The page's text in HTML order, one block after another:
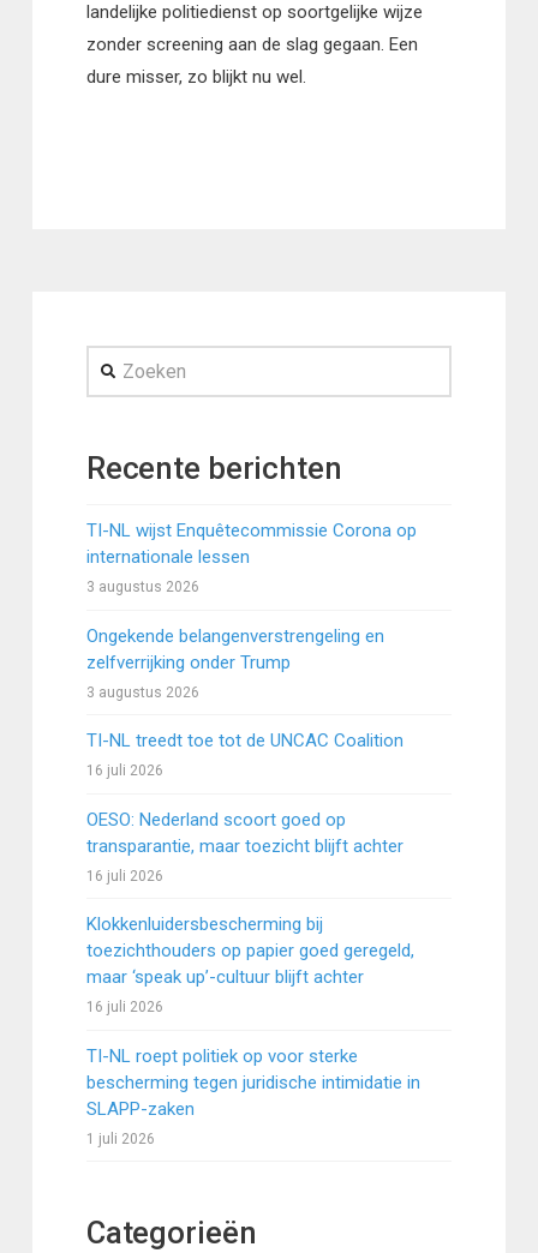
landelijke politiedienst op soortgelijke wijze
zonder screening aan de slag gegaan. Een
dure misser, zo blijkt nu wel.
Zoeken
Recente berichten
TI-NL wijst Enquêtecommissie Corona op
internationale lessen
3 augustus 2026
Ongekende belangenverstrengeling en
zelfverrijking onder Trump
3 augustus 2026
TI-NL treedt toe tot de UNCAC Coalition
16 juli 2026
OESO: Nederland scoort goed op
transparantie, maar toezicht blijft achter
16 juli 2026
Klokkenluidersbescherming bij
toezichthouders op papier goed geregeld,
maar ‘speak up’-cultuur blijft achter
16 juli 2026
TI-NL roept politiek op voor sterke
bescherming tegen juridische intimidatie in
SLAPP-zaken
1 juli 2026
Categorieën